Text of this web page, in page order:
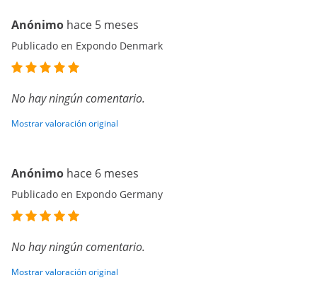
Anónimo hace 5 meses
Publicado en Expondo Denmark
No hay ningún comentario.
Mostrar valoración original
Anónimo hace 6 meses
Publicado en Expondo Germany
No hay ningún comentario.
Mostrar valoración original